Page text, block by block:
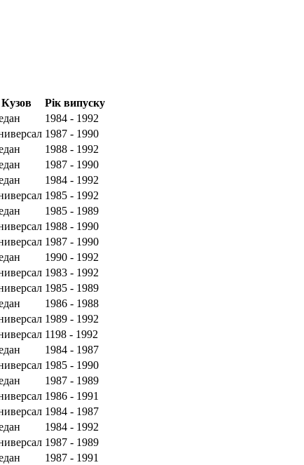
Кузов
Рік випуску
1984 - 1992
1987 - 1990
1988 - 1992
1987 - 1990
1984 - 1992
1985 - 1992
1985 - 1989
1988 - 1990
1987 - 1990
1990 - 1992
1983 - 1992
1985 - 1989
1986 - 1988
1989 - 1992
1198 - 1992
1984 - 1987
1985 - 1990
1987 - 1989
1986 - 1991
1984 - 1987
1984 - 1992
1987 - 1989
1987 - 1991